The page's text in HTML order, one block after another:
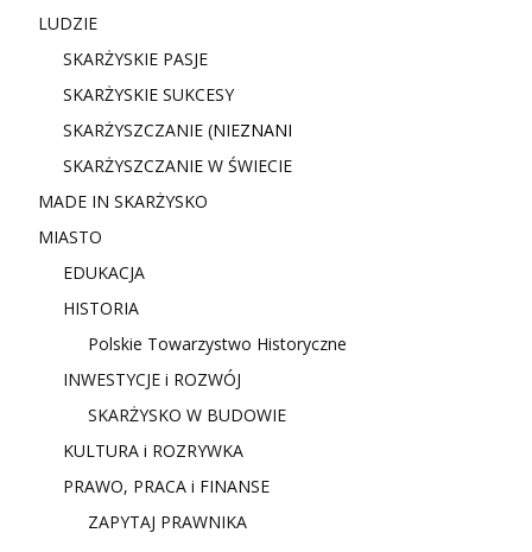
LUDZIE
SKARŻYSKIE PASJE
SKARŻYSKIE SUKCESY
SKARŻYSZCZANIE (NIEZNANI
SKARŻYSZCZANIE W ŚWIECIE
MADE IN SKARŻYSKO
MIASTO
EDUKACJA
HISTORIA
Polskie Towarzystwo Historyczne
INWESTYCJE i ROZWÓJ
SKARŻYSKO W BUDOWIE
KULTURA i ROZRYWKA
PRAWO, PRACA i FINANSE
ZAPYTAJ PRAWNIKA